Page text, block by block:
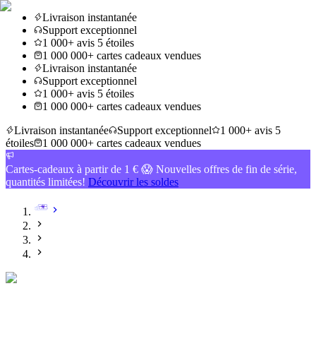
Livraison instantanée
Support exceptionnel
1 000+ avis 5 étoiles
1 000 000+ cartes cadeaux vendues
Livraison instantanée
Support exceptionnel
1 000+ avis 5 étoiles
1 000 000+ cartes cadeaux vendues
Livraison instantanée
Support exceptionnel
1 000+ avis 5
étoiles
1 000 000+ cartes cadeaux vendues
Cartes-cadeaux à partir de 1 € 😱 Nouvelles offres de fin de série,
quantités limitées! Découvrir les soldes